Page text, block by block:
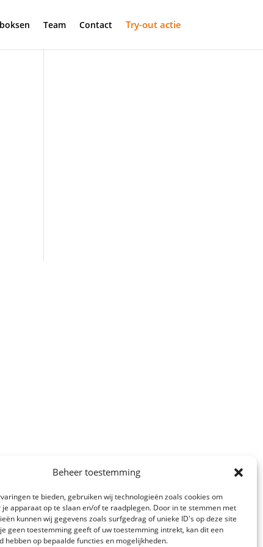
Beheer toestemming
te bieden, gebruiken wij technologieën zoals cookies om
apparaat op te slaan en/of te raadplegen. Door in te stemmen met
kunnen wij gegevens zoals surfgedrag of unieke ID's op deze site
geen toestemming geeft of uw toestemming intrekt, kan dit een
hebben op bepaalde functies en mogelijkheden.
Team Contact Try-out actie